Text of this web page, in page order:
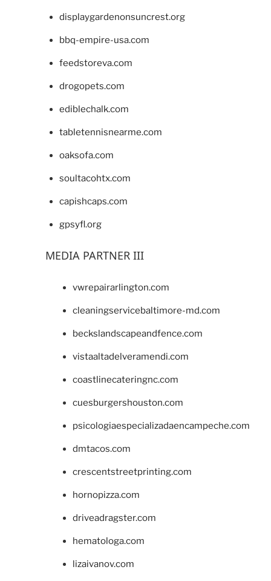
displaygardenonsuncrest.org
bbq-empire-usa.com
feedstoreva.com
drogopets.com
ediblechalk.com
tabletennisnearme.com
oaksofa.com
soultacohtx.com
capishcaps.com
gpsyfl.org
MEDIA PARTNER III
vwrepairarlington.com
cleaningservicebaltimore-md.com
beckslandscapeandfence.com
vistaaltadelveramendi.com
coastlinecateringnc.com
cuesburgershouston.com
psicologiaespecializadaencampeche.com
dmtacos.com
crescentstreetprinting.com
hornopizza.com
driveadragster.com
hematologa.com
lizaivanov.com